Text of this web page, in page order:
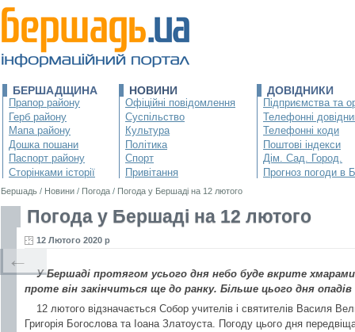
БЕРШАДЩИНА
Прапор району
Герб району
Мапа району
Дошка пошани
Паспорт району
Сторінками історії
НОВИНИ
Офіційні повідомлення
Суспільство
Культура
Політика
Спорт
Привітання
ДОВІДНИКИ
Підприємства та
Телефонні
Телефонні коди
Поштові індекси
Дім. Сад. Город.
Прогноз погоди в
Бершадь / Новини / Погода / Погода у Бершаді на 12 лютого
Погода у Бершаді на 12 лютого
12 Лютого 2020 р
У Бершаді протягом усього дня небо буде вкрите
проте він закінчиться ще до ранку. Більше цього дня опадів
12 лютого відзначається Собор учителів і святителів Василя
Григорія Богослова та Іоана Златоуста. Погоду цього дня
←